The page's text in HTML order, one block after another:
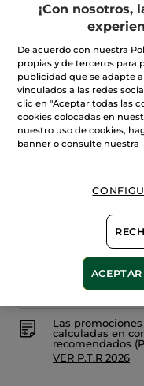
No
valoraciones
de
Pago Seguro
Satisfecho o
Las
calculadas en
recomendados
VER P.T.R 2026
¡Con nosotros,
De acuerdo con nuestra
propias y de terceros para
publicidad que se adapte
vinculados a las redes
clic en "Aceptar todas las
cookies colocadas en
nuestro uso de cookies,
banner o consulte nuestra